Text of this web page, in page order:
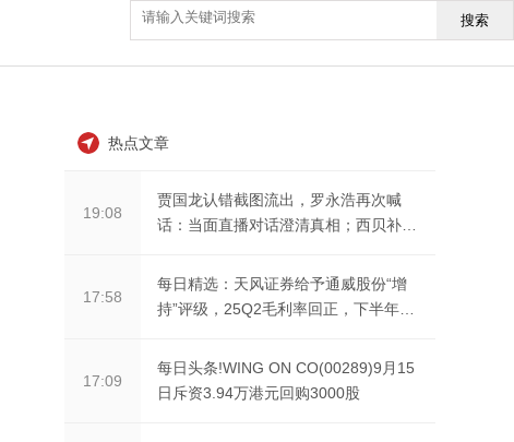
搜索
热点文章
19:08
贾国龙认错截图流出，罗永浩再次喊
话：当面直播对话澄清真相；西贝补贴
17:58
每日精选：天风证券给予通威股份“增
持”评级，25Q2毛利率回正，下半年盈
17:09
每日头条!WING ON CO(00289)9月15
日斥资3.94万港元回购3000股